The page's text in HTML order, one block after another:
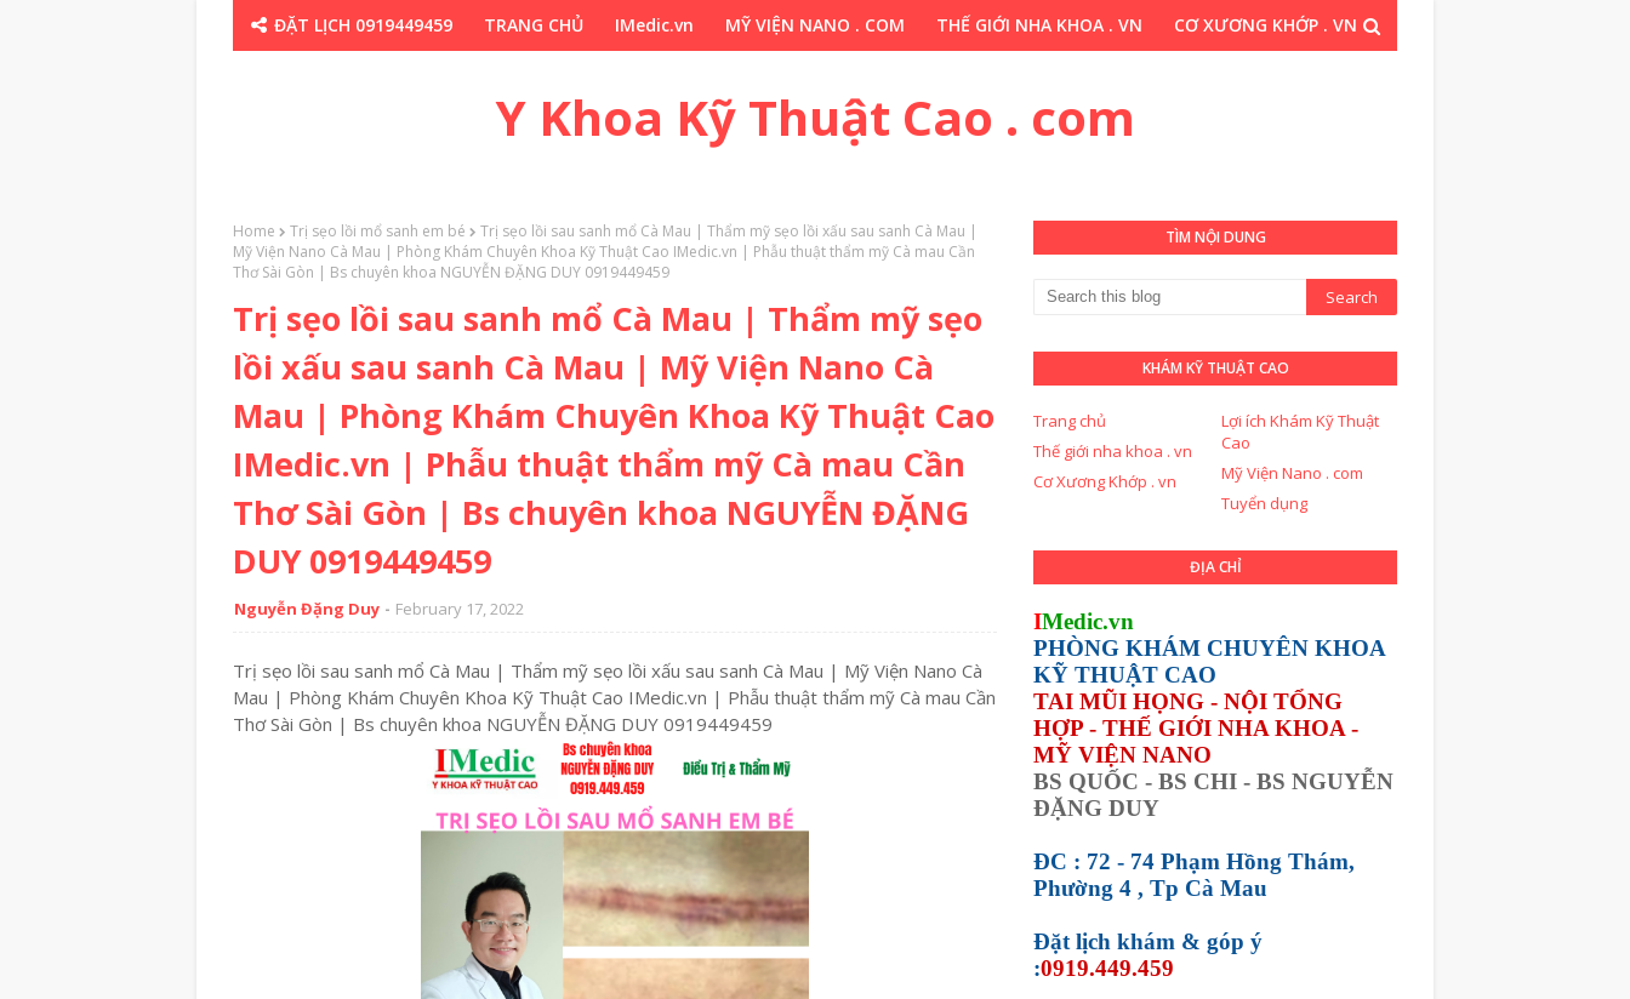
ĐẶT LỊCH 0919449459 TRANG CHỦ IMedic.vn MỸ VIỆN NANO . COM THẾ GIỚI NHA KHOA . VN CƠ XƯƠNG KHỚP . VN
Y Khoa Kỹ Thuật Cao . com
Home Trị sẹo lồi mổ sanh em bé
Trị sẹo lồi sau sanh mổ Cà Mau | Thẩm mỹ sẹo lồi xấu sau sanh Cà Mau |
Mỹ Viện Nano Cà Mau | Phòng Khám Chuyên Khoa Kỹ Thuật Cao IMedic.vn | Phẫu thuật thẩm mỹ Cà mau Cần
Thơ Sài Gòn | Bs chuyên khoa NGUYỄN ĐẶNG DUY 0919449459
Trị sẹo lồi sau sanh mổ Cà Mau | Thẩm mỹ sẹo
lồi xấu sau sanh Cà Mau | Mỹ Viện Nano Cà
Mau | Phòng Khám Chuyên Khoa Kỹ Thuật Cao
IMedic.vn | Phẫu thuật thẩm mỹ Cà mau Cần
Thơ Sài Gòn | Bs chuyên khoa NGUYỄN ĐẶNG
DUY 0919449459
Nguyễn Đặng Duy February 17, 2022
Trị sẹo lồi sau sanh mổ Cà Mau | Thẩm mỹ sẹo lồi xấu sau sanh Cà Mau | Mỹ Viện Nano Cà
Mau | Phòng Khám Chuyên Khoa Kỹ Thuật Cao IMedic.vn | Phẫu thuật thẩm mỹ Cà mau Cần
Thơ Sài Gòn | Bs chuyên khoa NGUYỄN ĐẶNG DUY 0919449459
TÌM NỘI DUNG
KHÁM KỸ THUẬT CAO
Trang chủ
Lợi ích Khám Kỹ Thuật
Cao
Thế giới nha khoa . vn
Mỹ Viện Nano . com
Cơ Xương Khớp . vn
Tuyển dụng
ĐỊA CHỈ
IMedic.vn
PHÒNG KHÁM CHUYÊN KHOA
KỸ THUẬT CAO
TAI MŨI HỌNG - NỘI TỔNG
HỢP - THẾ GIỚI NHA KHOA -
MỸ VIỆN NANO
BS QUỐC - BS CHI - BS NGUYỄN
ĐẶNG DUY
ĐC : 72 - 74 Phạm Hồng Thám,
Phường 4 , Tp Cà Mau
Đặt lịch khám & góp ý
:0919.449.459